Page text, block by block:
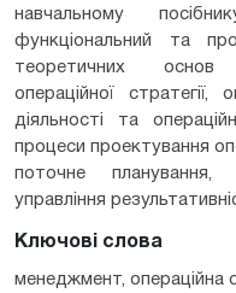
навчальному
функціональний та
теоретичних основ
операційної стратегії,
діяльності та
процеси проектування
поточне планування,
управління
Ключові слова
менеджмент, операційна